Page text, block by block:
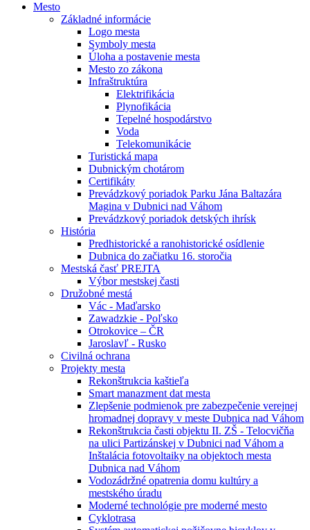
Mesto
Základné informácie
Logo mesta
Symboly mesta
Úloha a postavenie mesta
Mesto zo zákona
Infraštruktúra
Elektrifikácia
Plynofikácia
Tepelné hospodárstvo
Voda
Telekomunikácie
Turistická mapa
Dubnickým chotárom
Certifikáty
Prevádzkový poriadok Parku Jána Baltazára
Magina v Dubnici nad Váhom
Prevádzkový poriadok detských ihrísk
História
Predhistorické a ranohistorické osídlenie
Dubnica do začiatku 16. storočia
Mestská časť PREJTA
Výbor mestskej časti
Družobné mestá
Vác - Maďarsko
Zawadzkie - Poľsko
Otrokovice – ČR
Jaroslavľ - Rusko
Civilná ochrana
Projekty mesta
Rekonštrukcia kaštieľa
Smart manazment dat mesta
Zlepšenie podmienok pre zabezpečenie verejnej
hromadnej dopravy v meste Dubnica nad Váhom
Rekonštrukcia časti objektu II. ZŠ - Telocvičňa
na ulici Partizánskej v Dubnici nad Váhom a
Inštalácia fotovoltaiky na objektoch mesta
Dubnica nad Váhom
Vodozádržné opatrenia domu kultúry a
mestského úradu
Moderné technológie pre moderné mesto
Cyklotrasa